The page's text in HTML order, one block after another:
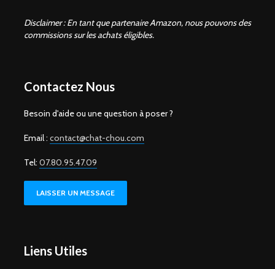
Disclaimer : En tant que partenaire Amazon, nous pouvons des
commissions sur les achats éligibles.
Contactez Nous
Besoin d'aide ou une question à poser ?
Email : contact@chat-chou.com
Tel: 07.80.95.47.09
LAISSER UN MESSAGE
Liens Utiles